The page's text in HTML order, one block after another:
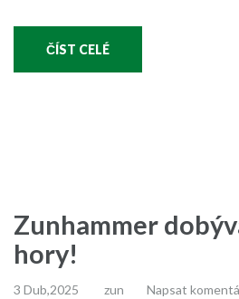
ČÍST CELÉ
Zunhammer
hory!
3 Dub,2025 zun Napsat